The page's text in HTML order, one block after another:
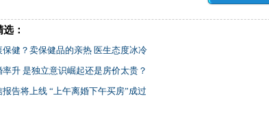
：
保健？卖保健品的亲热 医生态度冰冷
升 是独立意识崛起还是房价太贵？
告将上线 “上午离婚下午买房”成过